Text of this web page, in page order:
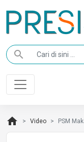
search
home Video PSM